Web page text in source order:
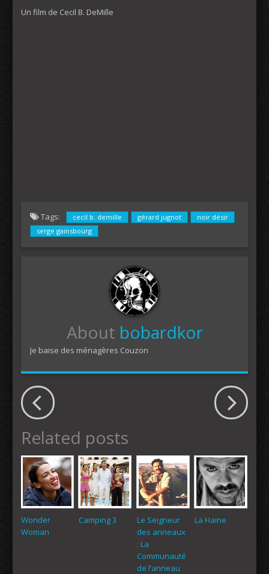
Un film de Cecil B. DeMille
Tags: cecil b. demille gérard jugnot
noir désir
serge gainsbourg
About bobardkor
Je baise des ménagères Couzon
Related posts
Wonder
Woman
Camping 3
Le Seigneur
des anneaux
: La
Communauté
de l’anneau
La Haine